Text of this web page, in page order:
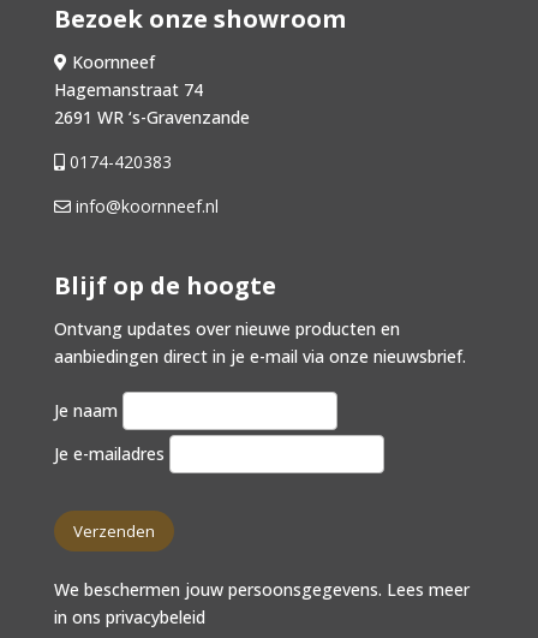
Bezoek onze showroom
Koornneef
Hagemanstraat 74
2691 WR ‘s-Gravenzande
0174-420383
info@koornneef.nl
Blijf op de hoogte
Ontvang updates over nieuwe producten en
aanbiedingen direct in je e-mail via onze nieuwsbrief.
Je naam
Je e-mailadres
We beschermen jouw persoonsgegevens. Lees meer
in ons privacybeleid